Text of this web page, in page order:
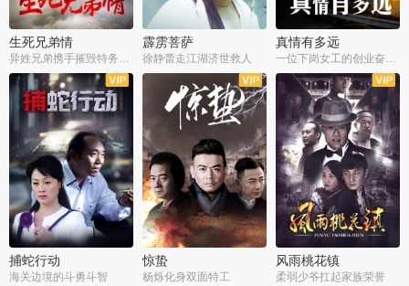
生死兄弟情
异姓兄弟携手摧毁特务阴谋
霹雳菩萨
徐静蕾走江湖济世救人
真情有多远
一位下岗女工的创业奋斗史
全22集
捕蛇行动
海关边境的斗勇斗智
全39集
惊蛰
杨烁化身双面特工
全36集
风雨桃花镇
柔弱少爷扛起家族荣誉